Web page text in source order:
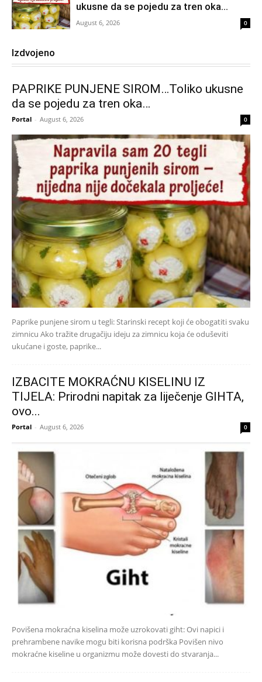
ukusne da se pojedu za tren oka…
August 6, 2026 0
Izdvojeno
PAPRIKE PUNJENE SIROM…Toliko ukusne
da se pojedu za tren oka…
Portal - August 6, 2026 0
Paprike punjene sirom u tegli: Starinski recept koji će obogatiti svaku
zimnicu Ako tražite drugačiju ideju za zimnicu koja će oduševiti
ukućane i goste, paprike...
IZBACITE MOKRAĆNU KISELINU IZ
TIJELA: Prirodni napitak za liječenje GIHTA,
ovo...
Portal - August 6, 2026 0
Povišena mokraćna kiselina može uzrokovati giht: Ovi napici i
prehrambene navike mogu biti korisna podrška Povišen nivo
mokraćne kiseline u organizmu može dovesti do stvaranja...